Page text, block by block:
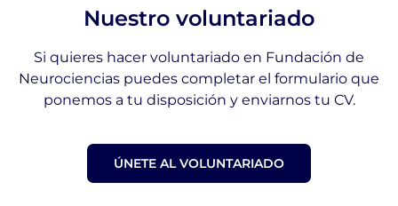
Nuestro voluntariado
Si quieres hacer voluntariado en Fundación de
Neurociencias puedes completar el formulario que
ponemos a tu disposición y enviarnos tu CV.
ÚNETE AL VOLUNTARIADO